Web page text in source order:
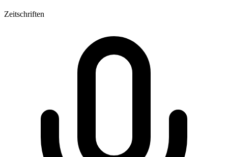
Zeitschriften